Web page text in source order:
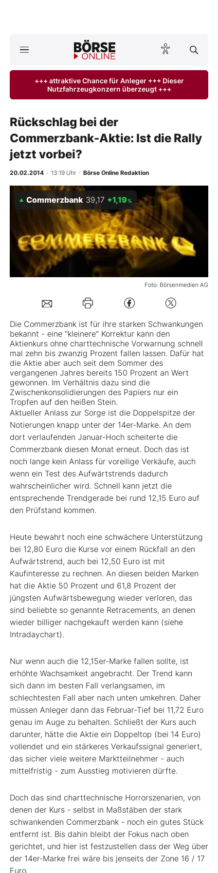
ktuelle Ausgabe BÖRSE ONLINE lesen
Anlageprodukte
Finanz-Check
BO-Musterdepots
Experten
Mein B:O
Mein Konto
Folgen Sie uns
Kontakt
+++ attraktive Chance für Anleger +++ Dieser
Nutzfahrzeugkonzern überzeugt +++
Rückschlag bei der
Commerzbank-Aktie: Ist die Rally
jetzt vorbei?
20.02.2014 · 13:19 Uhr · Börse Online Redaktion
Foto: Börsenmedien AG
Commerzbank 39,17 +1,19 %
Die Commerzbank ist für ihre starken Schwankungen
bekannt - eine "kleinere" Korrektur kann den
Aktienkurs ohne charttechnische Vorwarnung schnell
mal zehn bis zwanzig Prozent fallen lassen. Dafür hat
die Aktie aber auch seit dem Sommer des
vergangenen Jahres bereits 150 Prozent an Wert
gewonnen. Im Verhältnis dazu sind die
Zwischenkonsolidierungen des Papiers nur ein
Tropfen auf den heißen Stein.
Aktueller Anlass zur Sorge ist die Doppelspitze der
Notierungen knapp unter der 14er-Marke. An dem
dort verlaufenden Januar-Hoch scheiterte die
Commerzbank diesen Monat erneut. Doch das ist
noch lange kein Anlass für voreilige Verkäufe, auch
wenn ein Test des Aufwärtstrends dadurch
wahrscheinlicher wird. Schnell kann jetzt die
entsprechende Trendgerade bei rund 12,15 Euro auf
den Prüfstand kommen.
Heute bewahrt noch eine schwächere Unterstützung
bei 12,80 Euro die Kurse vor einem Rückfall an den
Aufwärtstrend, auch bei 12,50 Euro ist mit
Kaufinteresse zu rechnen. An diesen beiden Marken
hat die Aktie 50 Prozent und 61,8 Prozent der
jüngsten Aufwärtsbewegung wieder verloren, das
sind beliebte so genannte Retracements, an denen
wieder billiger nachgekauft werden kann (siehe
Intradaychart).
Nur wenn auch die 12,15er-Marke fallen sollte, ist
erhöhte Wachsamkeit angebracht. Der Trend kann
sich dann im besten Fall verlangsamen, im
schlechtesten Fall aber nach unten umkehren. Daher
müssen Anleger dann das Februar-Tief bei 11,72 Euro
genau im Auge zu behalten. Schließt der Kurs auch
darunter, hätte die Aktie ein Doppeltop (bei 14 Euro)
vollendet und ein stärkeres Verkaufssignal generiert,
das sicher viele weitere Marktteilnehmer - auch
mittelfristig - zum Ausstieg motivieren dürfte.
Doch das sind charttechnische Horrorszenarien, von
denen der Kurs - selbst in Maßstäben der stark
schwankenden Commerzbank - noch ein gutes Stück
entfernt ist. Bis dahin bleibt der Fokus nach oben
gerichtet, und hier ist festzustellen dass der Weg über
der 14er-Marke frei wäre bis jenseits der Zone 16 / 17
Euro.